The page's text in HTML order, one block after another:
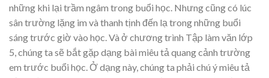
những khi lại trầm ngâm trong buổi học. Nhưng cũng có lúc
sân trường lặng im và thanh tịnh đến lạ trong những buổi
sáng trước giờ vào học. Và ở chương trình Tập làm văn lớp
5, chúng ta sẽ bắt gặp dạng bài miêu tả quang cảnh trường
em trước buổi học. Ở dạng này, chúng ta phải chú ý miêu tả